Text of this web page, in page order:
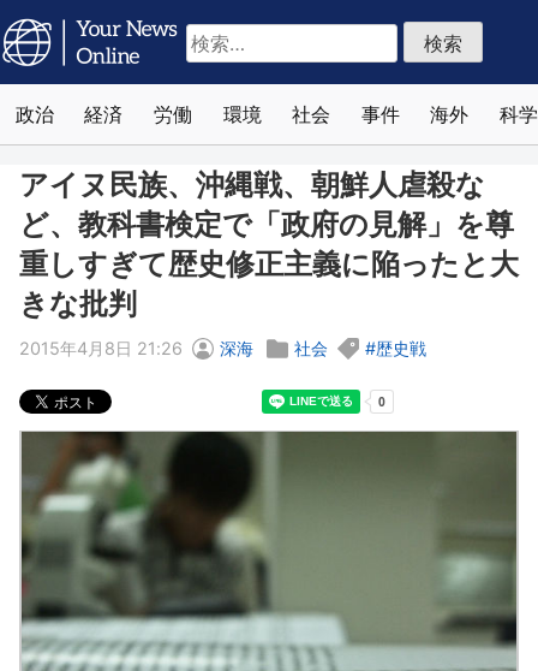
検
索:
政治 経済 労働 環境 社会 事件 海外 科学
アイヌ民族、沖縄戦、朝鮮人虐殺な
ど、教科書検定で「政府の見解」を尊
重しすぎて歴史修正主義に陥ったと大
きな批判
2015年4月8日 21:26 深海 社会 歴史戦